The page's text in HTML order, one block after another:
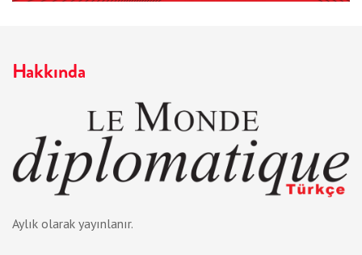
Hakkında
Aylık olarak yayınlanır.